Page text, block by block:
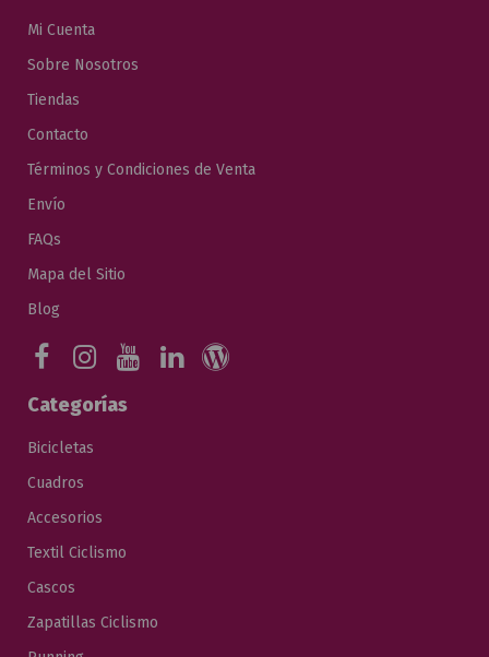
Mi Cuenta
Sobre Nosotros
Tiendas
Contacto
Términos y Condiciones de Venta
Envío
FAQs
Mapa del Sitio
Blog
Categorías
Bicicletas
Cuadros
Accesorios
Textil Ciclismo
Cascos
Zapatillas Ciclismo